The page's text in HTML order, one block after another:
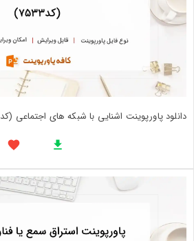
دانلود پاورپوینت اشنایی با شبکه های اجتماعی (کد7533)